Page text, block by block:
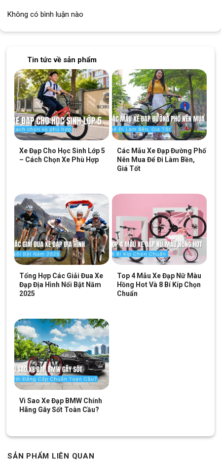
Không có bình luận nào
Tin tức về sản phẩm
Xe Đạp Cho Học Sinh Lớp 5
– Cách Chọn Xe Phù Hợp
Các Mẫu Xe Đạp Đường Phố
Nên Mua Để Đi Làm Bền,
Giá Tốt
Tổng Hợp Các Giải Đua Xe
Đạp Địa Hình Nổi Bật Năm
2025
Top 4 Mẫu Xe Đạp Nữ Màu
Hồng Hot Và 8 Bí Kíp Chọn
Chuẩn
Vì Sao Xe Đạp BMW Chính
Hãng Gây Sốt Toàn Cầu?
SẢN PHẨM LIÊN QUAN